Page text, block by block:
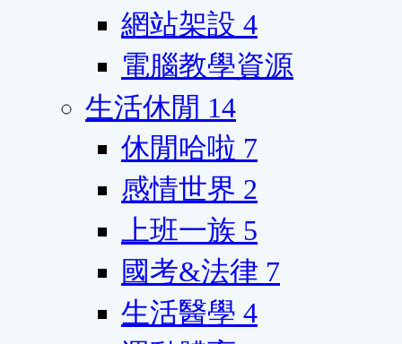
網站架設 4
電腦教學資源
生活休閒 14
休閒哈啦 7
感情世界 2
上班一族 5
國考&法律 7
生活醫學 4